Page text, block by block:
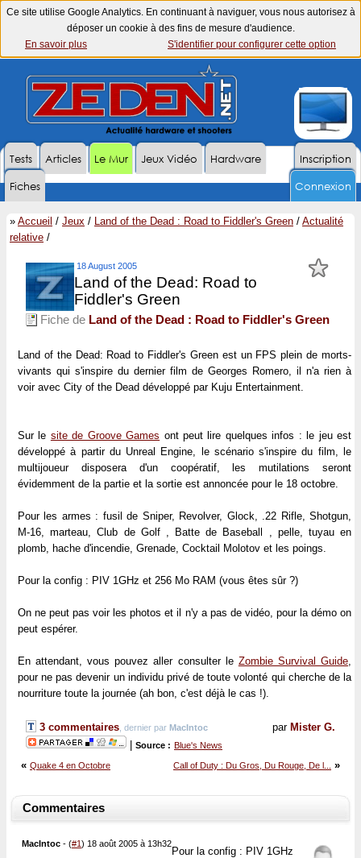
Ce site utilise Google Analytics. En continuant à naviguer, vous nous autorisez à
déposer un cookie à des fins de mesure d'audience.
En savoir plus
S'identifier pour configurer cette option
Inscription
Tests Articles Le Mur Jeux Vidéo
Hardware
Fiches
Connexion
» Accueil / Jeux / Land of the Dead : Road to Fiddler's Green / Actualité
relative /
18 August 2005
Land of the Dead: Road to
Fiddler's Green
Fiche de Land of the Dead : Road to Fiddler's Green
Land of the Dead: Road to Fiddler's Greenest un FPS plein de morts-
vivants qui s'inspire du dernier film de Georges Romero, il n'a rien à
voir avec City of the Dead développé par Kuju Entertainment.
Sur le site de Groove Games ont peut lire quelques infos : le jeu est
développé à partir du Unreal Engine, le scénario s'inspire du film, le
multijoueur disposera d'un coopératif, les mutilations seront
évidemment de la partie et la sortie est annoncée pour le 18 octobre.
Pour les armes : fusil de Sniper, Revolver, Glock, .22 Rifle, Shotgun,
M-16, marteau, Club de Golf , Batte de Baseball , pelle, tuyau en
plomb, hache d'incendie, Grenade, Cocktail Molotov et les poings.
Pour la config : PIV 1GHz et 256 Mo RAM (vous êtes sûr ?)
On ne peut pas voir les photos et il n'y a pas de vidéo, pour la démo on
peut espérer.
En attendant, vous pouvez aller consulter le Zombie Survival Guide,
pour ne pas devenir un individu privé de toute volonté qui cherche de la
nourriture toute la journée (ah bon, c'est déjà le cas !).
par Mister G.
3 commentaires , dernier par MacIntoc
Source : Blue's News
Call of Duty : Du Gros, Du Rouge, De l... »
« Quake 4 en Octobre
Commentaires
MacIntoc - (#1) 18 août 2005 à 13h32
Pour la config : PIV 1GHz